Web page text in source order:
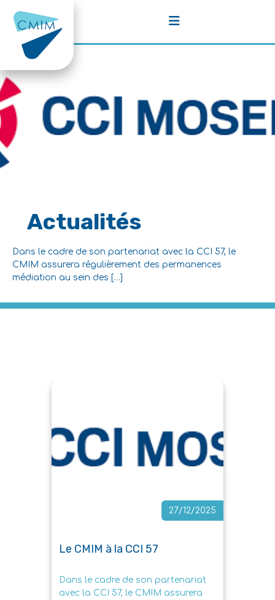
a
u
o
n
e
n
CMIM
Centre de
Médiation –
Médiateurs à Metz
Actualités
Dans le cadre de son partenariat avec la CCI 57, le
CMIM assurera régulièrement des permanences
médiation au sein des […]
27/12/2025
Le CMIM à la CCI 57
Dans le cadre de son partenariat
avec la CCI 57, le CMIM assurera